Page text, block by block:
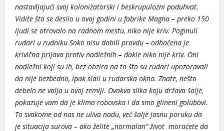
nastavljajući svoj kolonizatorski i beskrupulozni poduhvat.
Vidite šta se desilo u ovoj godini u fabrike Magna – preko 150
ljudi se otrovalo na radnom mestu, niko nije kriv. Poginuli
rudari u rudniku Soko nisu dobili pravdu – odbačena je
krivična prijava protiv nadležnih – dakle niko nije kriv. Oni
nadležni koji su ih, bez obzira na to što su rudari upozoravali
da nije bezbedno, ipak slali u rudarska okna. Znate, nešto
debelo ne valja u ovoj zemlji. Ovakva slika koju država šalje,
pokazuje vam da je klima robovska i da smo glineni golubovi.
To svakome od nas ne uliva nadu, već šalje jasnu poruku da
je situacija surova – ako želite „normalan“ život moraćete da